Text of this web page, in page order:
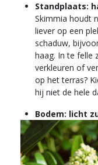
Standplaats:
Skimmia houdt
liever op een
schaduw,
haag. In te felle
verkleuren of
op het terras?
hij niet de hele
Bodem: licht